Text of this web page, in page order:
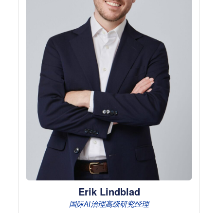
Erik Lindblad
国际AI治理高级研究经理